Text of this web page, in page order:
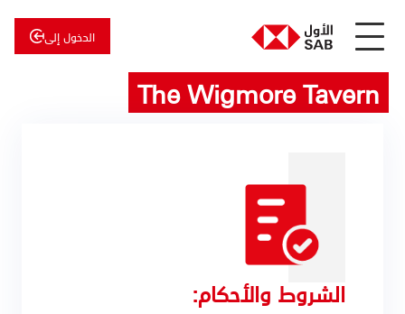
الدخول إلى
الأول
الأول
للاستثمار
The Wigmore Tavern
الشروط والأحكام: